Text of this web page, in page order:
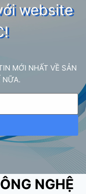
website
MỚI NHẤT VỀ SẢN
NỮA.
NGHỆ